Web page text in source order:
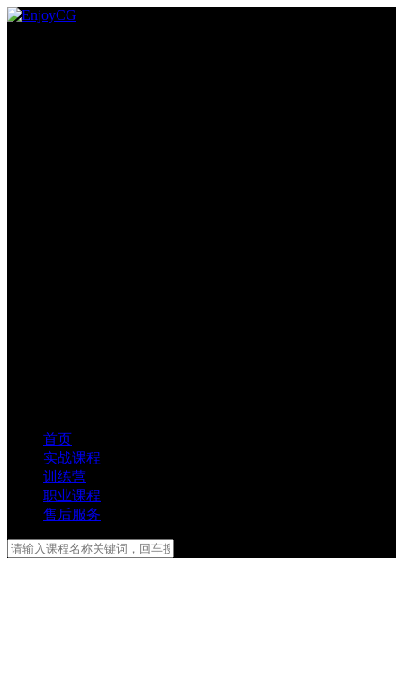
首页
实战课程
训练营
职业课程
售后服务